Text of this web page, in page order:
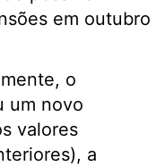
em outubro
o
um novo
valores
a